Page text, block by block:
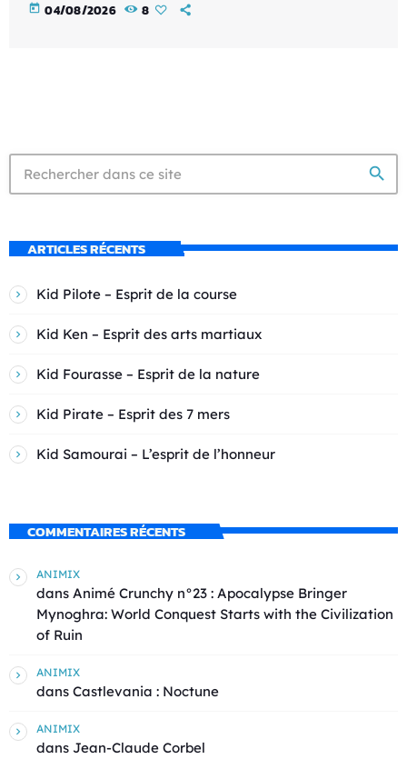
today 04/08/2026 8
search
ARTICLES RÉCENTS
Kid Pilote – Esprit de la course
Kid Ken – Esprit des arts martiaux
Kid Fourasse – Esprit de la nature
Kid Pirate – Esprit des 7 mers
Kid Samourai – L’esprit de l’honneur
COMMENTAIRES RÉCENTS
ANIMIX
dans Animé Crunchy n°23 : Apocalypse Bringer
Mynoghra: World Conquest Starts with the Civilization
of Ruin
ANIMIX
dans Castlevania : Noctune
ANIMIX
dans Jean-Claude Corbel